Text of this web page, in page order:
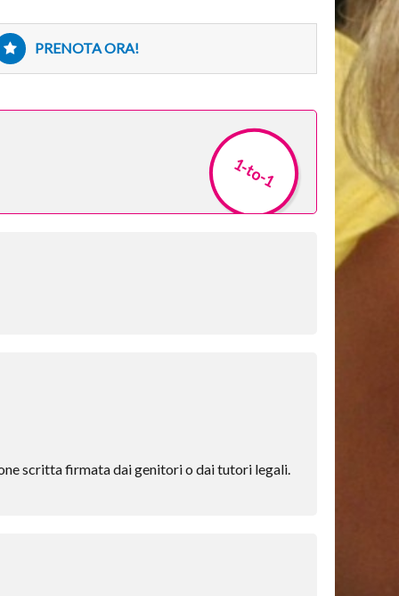
PRENOTA ORA!
1-to-1
scritta firmata dai genitori o dai tutori legali.